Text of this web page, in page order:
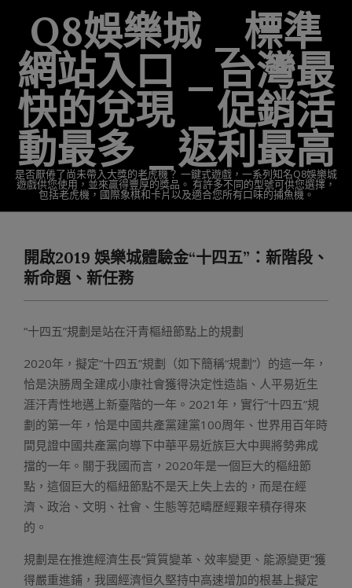
contentQ8娛樂城 _標準
網站入口 _台灣最
快的兌現 _促銷活
動最多 _返利最高
是否厭倦了尚未帶入大獎的老虎機？ 一鍵式遊戲，一系列知名Q8娛樂城
遊戲供您使用，並來贏得豐厚的獎品。 有許多不同的型號可供您選擇，
包括老虎機，國際象棋和卡片以及適合您所有口味的捕魚機。
Menu開啟2019 娛樂城體驗金“十四五”：新階段、
新命題、新任務
“十四五”規劃是站在汗青樞紐節點上的規劃
2020年，擬定“十四五”規劃（如下簡稱“規劃”）的這一年，
恰是決勝周全建成小康社會獲得決定性造詣、人平易近生
涯汗青性地邁上新臺階的一年。2021年，實行“十四五”規
劃的第一年，恰是中國共產黨建黨100周年、世界用百年時
間見證中國共產黨向導下中華平易近族巨大中興將勢弗成
擋的一年。關于我國而言，2020年是一個巨大的樞紐節
點，這個巨大的樞紐節點不是天上失上去的，而是在經
濟、政治、文明、社會、生態等范疇歷經艱辛積存得來
的。
規劃是在推進經濟生長“質質變革、效率變更、能源變更”獲
得嚴重進鋪，我國經濟恒久堅持中高速增加的根基上擬定